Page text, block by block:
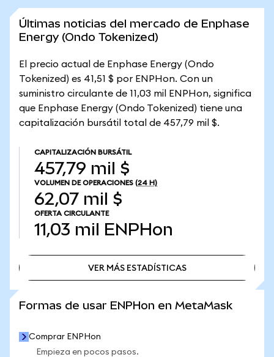
Últimas noticias del mercado de Enphase
Energy (Ondo Tokenized)
El precio actual de Enphase Energy (Ondo
Tokenized) es 41,51 $ por ENPHon. Con un
suministro circulante de 11,03 mil ENPHon, significa
que Enphase Energy (Ondo Tokenized) tiene una
capitalización bursátil total de 457,79 mil $.
CAPITALIZACIÓN BURSÁTIL
457,79 mil $
VOLUMEN DE OPERACIONES (24 H)
62,07 mil $
OFERTA CIRCULANTE
11,03 mil ENPHon
VER MÁS ESTADÍSTICAS
Formas de usar ENPHon en MetaMask
Comprar ENPHon
Empieza en pocos pasos.